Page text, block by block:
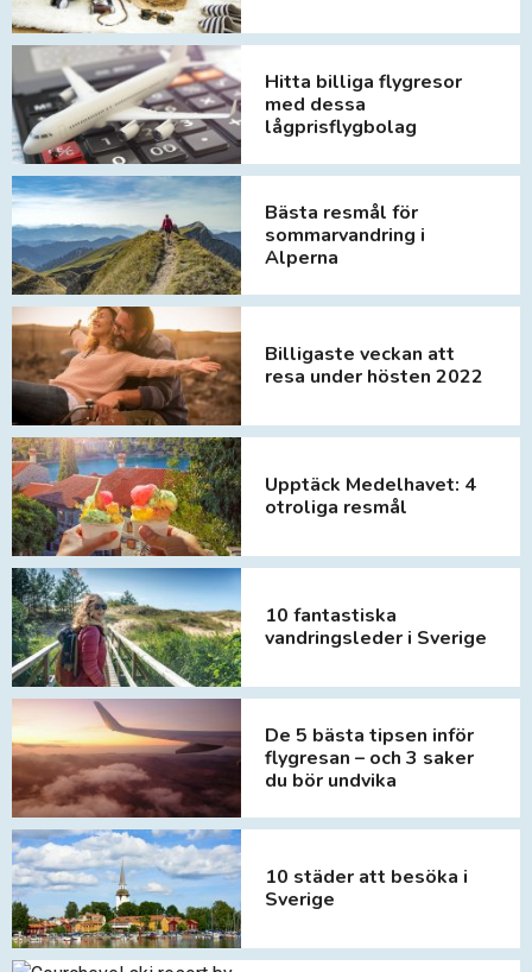
Hitta billiga flygresor
med dessa
lågprisflygbolag
Bästa resmål för
sommarvandring i
Alperna
Billigaste veckan att
resa under hösten 2022
Upptäck Medelhavet: 4
otroliga resmål
10 fantastiska
vandringsleder i Sverige
De 5 bästa tipsen inför
flygresan – och 3 saker
du bör undvika
10 städer att besöka i
Sverige